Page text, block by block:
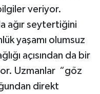
veriyor.
ağır seytertiğini
yaşamı olumsuz
açısından da bir
Uzmanlar “göz
direkt